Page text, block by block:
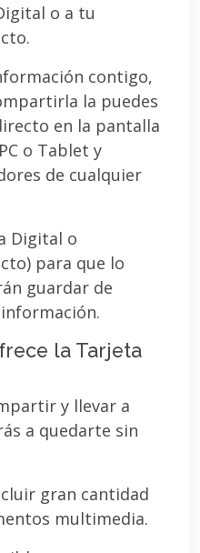
o a tu
contigo,
la puedes
en la pantalla
o Tablet y
de cualquier
Digital o
para que lo
guardar de
la Tarjeta
y llevar a
a quedarte sin
gran cantidad
multimedia.